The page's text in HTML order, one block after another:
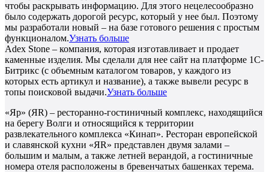
чтобы раскрывать информацию. Для этого нецелесообразно
было содержать дорогой ресурс, который у нее был. Поэтому
мы разработали новый – на базе готового решения с простым
функционалом.Узнать больше
Adex Stone – компания, которая изготавливает и продает
каменные изделия. Мы сделали для нее сайт на платформе 1С-
Битрикс (с объемным каталогом товаров, у каждого из
которых есть артикул и название), а также вывели ресурс в
топы поисковой выдачи.Узнать больше
«Яр» (ЯR) – ресторанно-гостиничный комплекс, находящийся
на берегу Волги и относящийся к территории
развлекательного комплекса «Кинап». Ресторан европейской
и славянской кухни «ЯR» представлен двумя залами –
большим и малым, а также летней верандой, а гостиничные
номера отеля расположены в бревенчатых башенках терема.